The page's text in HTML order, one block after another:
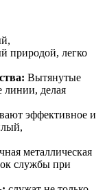
природой, легко
Вытянутые
линии, делая
эффективное и
металлическая
службы при